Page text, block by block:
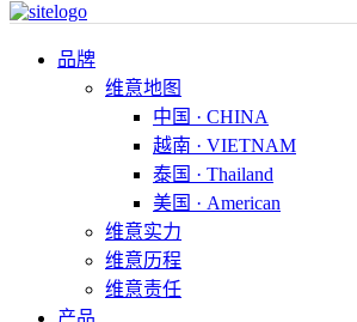
品牌
维意地图
中国 · CHINA
越南 · VIETNAM
泰国 · Thailand
美国 · American
维意实力
维意历程
维意责任
产品